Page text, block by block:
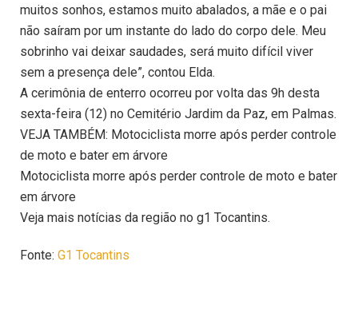
muitos sonhos, estamos muito abalados, a mãe e o pai
não saíram por um instante do lado do corpo dele. Meu
sobrinho vai deixar saudades, será muito difícil viver
sem a presença dele”, contou Elda.
A cerimônia de enterro ocorreu por volta das 9h desta
sexta-feira (12) no Cemitério Jardim da Paz, em Palmas.
VEJA TAMBÉM: Motociclista morre após perder controle
de moto e bater em árvore
Motociclista morre após perder controle de moto e bater
em árvore
Veja mais notícias da região no g1 Tocantins.
Fonte: G1 Tocantins